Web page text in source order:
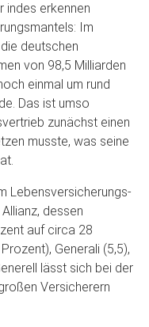
indes erkennen
Im
deutschen
von 98,5 Milliarden
einmal um rund
Das ist umso
zunächst einen
musste, was seine
Lebensversicherungs-
dessen
auf circa 28
Generali (5,5),
lässt sich bei der
Versicherern